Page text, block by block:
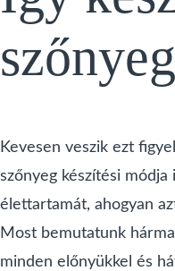
Kevesen veszik ezt
szőnyeg készítési módja
élettartamát, ahogyan
Most bemutatunk
minden előnyükkel és